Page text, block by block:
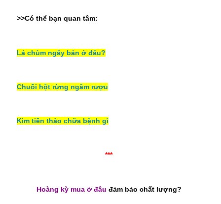
>>Có thể bạn quan tâm:
Lá chùm ngây bán ở đâu?
Chuối hột rừng ngâm rượu
Kim tiền thảo chữa bệnh gì
***
Hoàng kỳ mua ở đâu đảm bảo chất lượng?